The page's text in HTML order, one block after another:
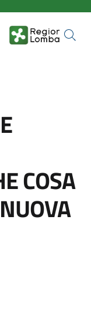
COSA